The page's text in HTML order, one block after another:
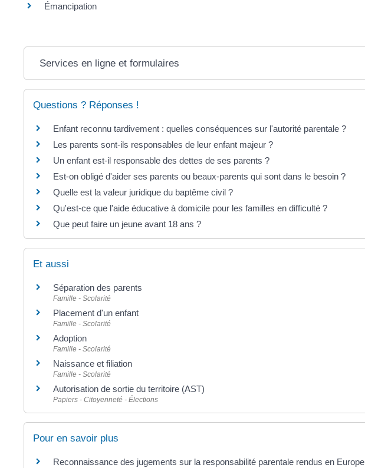
Émancipation
Services en ligne et formulaires
Questions ? Réponses !
Enfant reconnu tardivement : quelles conséquences sur l'autorité parentale ?
Les parents sont-ils responsables de leur enfant majeur ?
Un enfant est-il responsable des dettes de ses parents ?
Est-on obligé d'aider ses parents ou beaux-parents qui sont dans le besoin ?
Quelle est la valeur juridique du baptême civil ?
Qu'est-ce que l'aide éducative à domicile pour les familles en difficulté ?
Que peut faire un jeune avant 18 ans ?
Et aussi
Séparation des parents
Famille - Scolarité
Placement d'un enfant
Famille - Scolarité
Adoption
Famille - Scolarité
Naissance et filiation
Famille - Scolarité
Autorisation de sortie du territoire (AST)
Papiers - Citoyenneté - Élections
Pour en savoir plus
Reconnaissance des jugements sur la responsabilité parentale rendus en Europe